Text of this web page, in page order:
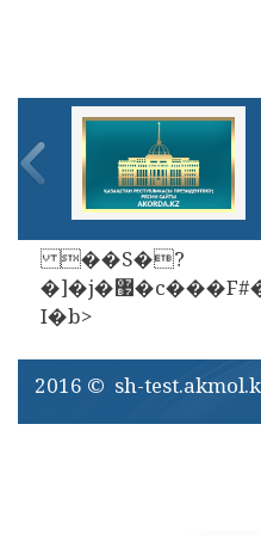
��S�?
�]�j�޷�c���F#��*ȥ;s���6����;?
I�b>
2016 © sh-